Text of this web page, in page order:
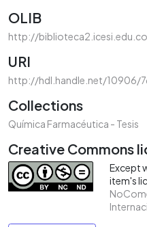
OLIB
http://
URI
http://hdl.handle.net/10906/
Collections
Química Farmacéutica - Tesis
Creative Commons
Except
item's